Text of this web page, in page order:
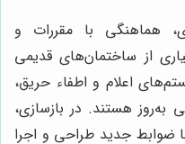
هماهنگی با مقررات و
از ساختمان‌های قدیمی
اعلام و اطفاء حریق،
به‌روز هستند. در بازسازی،
ضوابط جدید طراحی و اجرا